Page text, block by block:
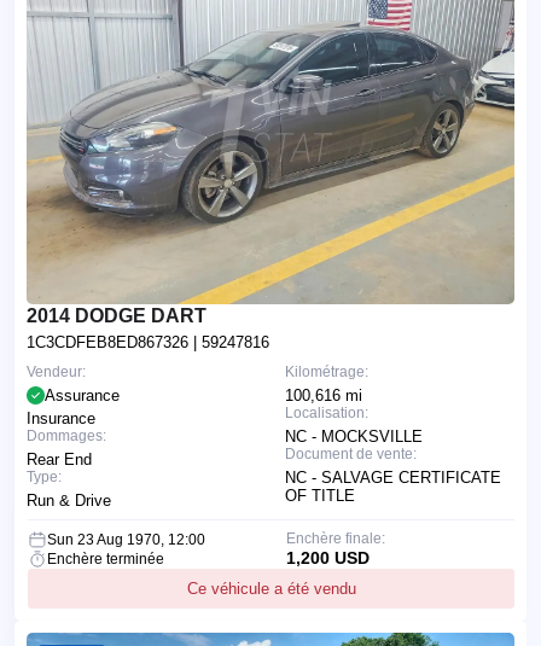
2014 DODGE DART
1C3CDFEB8ED867326 | 59247816
Kilométrage:
100,616 mi
Localisation:
NC - MOCKSVILLE
Document de vente:
NC - SALVAGE CERTIFICATE
OF TITLE
Vendeur:
Assurance
Insurance
Dommages:
Rear End
Type:
Run & Drive
Sun 23 Aug 1970, 12:00
Enchère terminée
Ce véhicule a été vendu
Enchère finale:
1,200 USD